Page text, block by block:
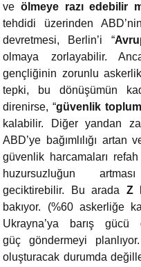
ve ölmeye razı edebilir
tehdidi üzerinden
devretmesi, Berlin’i “
olmaya zorlayabilir.
gençliğinin zorunlu
tepki, bu dönüşümün
direnirse, “güvenlik
kalabilir. Diğer yandan
ABD’ye bağımlılığı artan
güvenlik harcamaları refah
huzursuzluğun
geciktirebilir. Bu arada Z
bakıyor. (%60 askerliğe
Ukrayna’ya barış gücü
güç göndermeyi
oluşturacak durumda